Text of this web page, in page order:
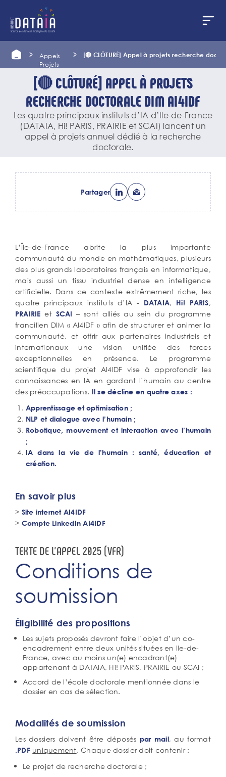
contenu
principal
Appels
Projets
[🔴 CLÔTURÉ] Appel à projets recherche
[🔴 CLÔTURÉ] APPEL À PROJETS
RECHERCHE DOCTORALE DIM AI4IDF
Les quatre principaux instituts d’IA d’Ile-de-France
(DATAIA, Hi! PARIS, PRAIRIE et SCAI) lancent un
appel à projets annuel dédié à la recherche
doctorale.
Partager
Corps
texte
L’Île-de-France abrite la plus importante
communauté du monde en mathématiques, plusieurs
des plus grands laboratoires français en informatique,
mais aussi un tissu industriel dense en intelligence
artificielle. Dans ce contexte extrêmement riche, les
quatre principaux instituts d’IA - DATAIA, Hi! PARIS,
PRAIRIE et SCAI – sont alliés au sein du programme
francilien DIM « AI4IDF » afin de structurer et animer la
communauté, et offrir aux partenaires industriels et
internationaux une vision unifiée des forces
exceptionnelles en présence. Le programme
scientifique du projet AI4IDF vise à approfondir les
connaissances en IA en gardant l’humain au centre
des préoccupations. Il se décline en quatre axes :
Apprentissage et optimisation ;
NLP et dialogue avec l’humain ;
Robotique, mouvement et interaction avec l’humain
;
IA dans la vie de l’humain : santé, éducation et
création.
En savoir plus
> Site internet AI4IDF
> Compte LinkedIn AI4IDF
Bouton
associé
TEXTE DE L'APPEL 2025 (VFR)
Ancre
Conditions de
soumission
Corps
texte
Éligibilité des propositions
Les sujets proposés devront faire l’objet d’un co-
encadrement entre deux unités situées en Ile-de-
France, avec au moins un(e) encadrant(e)
appartenant à DATAIA, Hi! PARIS, PRAIRIE ou SCAI ;
Accord de l’école doctorale mentionnée dans le
dossier en cas de sélection.
Modalités de soumission
Les dossiers doivent être déposés par mail, au format
.PDF uniquement. Chaque dossier doit contenir :
Le projet de recherche doctorale ;
Panneau de gestion des cookies